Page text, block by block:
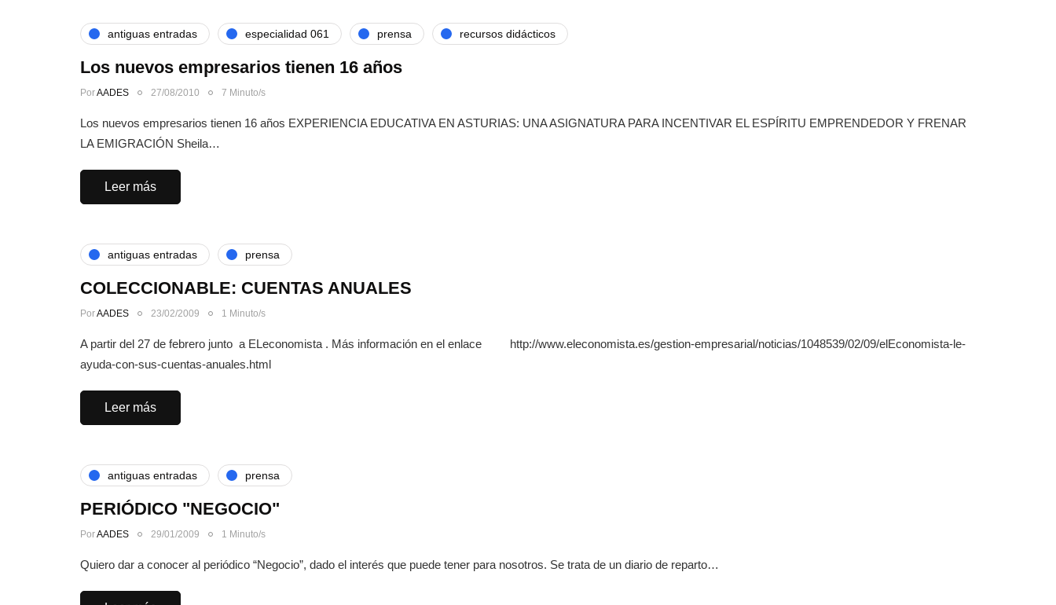
antiguas entradas especialidad 061 prensa recursos didácticos
Los nuevos empresarios tienen 16 años
PorAADES 27/08/2010 7 Minuto/s
Los nuevos empresarios tienen 16 años EXPERIENCIA EDUCATIVA EN ASTURIAS: UNA ASIGNATURA PARA INCENTIVAR EL ESPÍRITU EMPRENDEDOR Y FRENAR
LA EMIGRACIÓN Sheila…
Leer más
antiguas entradas prensa
COLECCIONABLE: CUENTAS ANUALES
PorAADES 23/02/2009 1 Minuto/s
A partir del 27 de febrero junto a ELeconomista . Más información en el enlace http://www.eleconomista.es/gestion-empresarial/noticias/1048539/02/09/elEconomista-le-
ayuda-con-sus-cuentas-anuales.html
Leer más
antiguas entradas prensa
PERIÓDICO "NEGOCIO"
PorAADES 29/01/2009 1 Minuto/s
Quiero dar a conocer al periódico “Negocio”, dado el interés que puede tener para nosotros. Se trata de un diario de reparto…